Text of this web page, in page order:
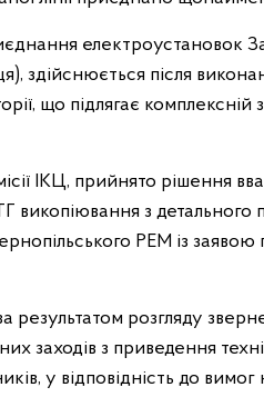
електроустановок
здійснюється після
що підлягає комплексній
ІКЦ, прийнято рішення
з детального
РЕМ із
результатом розгляду
заходів з приведення
у відповідність до